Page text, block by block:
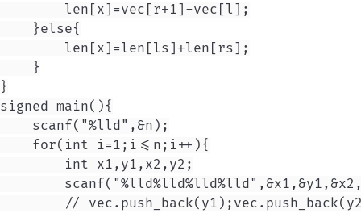
        len[x]=vec[r+1]-vec[l];
    }else{
        len[x]=len[ls]+len[rs];
    }
}
signed main(){
    scanf("%lld",&n);
    for(int i=1;i<=n;i++){
        int x1,y1,x2,y2;
//